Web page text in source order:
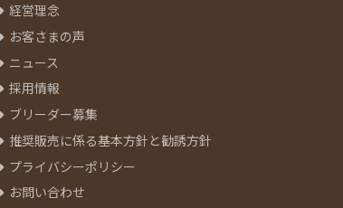
経営理念
お客さまの声
ニュース
採用情報
ブリーダー募集
推奨販売に係る基本方針と勧誘方針
プライバシーポリシー
お問い合わせ